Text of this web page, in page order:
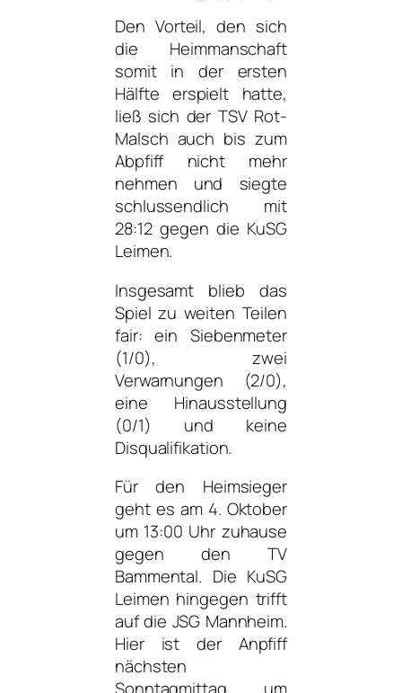
Den Vorteil, den sich
die Heimmanschaft
somit in der ersten
Hälfte erspielt hatte,
ließ sich der TSV Rot-
Malsch auch bis zum
Abpfiff nicht mehr
nehmen und siegte
schlussendlich mit
28:12 gegen die KuSG
Leimen.
Insgesamt blieb das
Spiel zu weiten Teilen
fair: ein Siebenmeter
(1/0), zwei
Verwarnungen (2/0),
eine Hinausstellung
(0/1) und keine
Disqualifikation.
Für den Heimsieger
geht es am 4. Oktober
um 13:00 Uhr zuhause
gegen den TV
Bammental. Die KuSG
Leimen hingegen trifft
auf die JSG Mannheim.
Hier ist der Anpfiff
nächsten